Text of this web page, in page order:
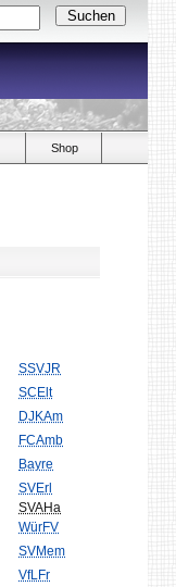
Shop
SSVJR
SCElt
DJKAm
FCAmb
Bayre
SVErl
SVAHa
WürFV
SVMem
VfLFr